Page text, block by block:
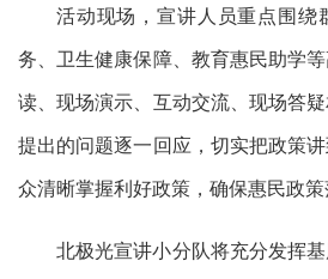
活动现场，宣讲人员重点围绕
务、卫生健康保障、教育惠民助学
读、现场演示、互动交流、现场答疑
提出的问题逐一回应，切实把政策
众清晰掌握利好政策，确保惠民政策
北极光宣讲小分队将充分发挥